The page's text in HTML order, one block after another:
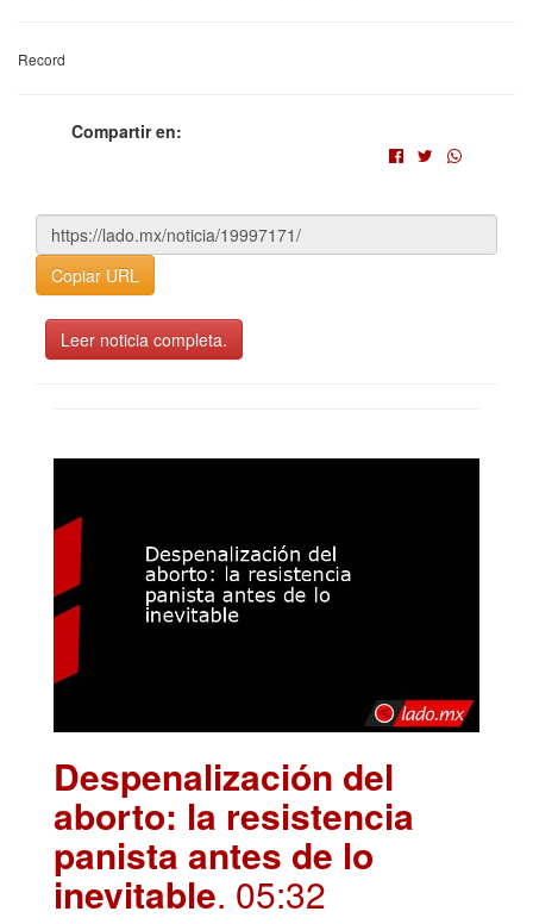
Record
Compartir en:
Copiar URL
Leer noticia completa.
Despenalización del
aborto: la resistencia
panista antes de lo
inevitable. 05:32